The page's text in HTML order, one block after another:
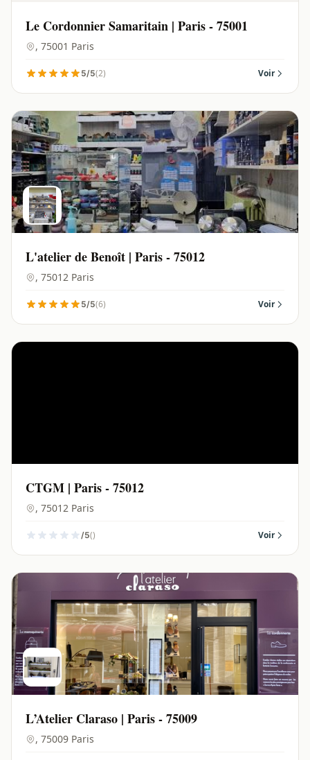
Le Cordonnier Samaritain | Paris - 75001
, 75001 Paris
5/5(2) Voir
L'atelier de Benoît | Paris - 75012
, 75012 Paris
5/5(6) Voir
CTGM | Paris - 75012
, 75012 Paris
/5() Voir
L’Atelier Claraso | Paris - 75009
, 75009 Paris